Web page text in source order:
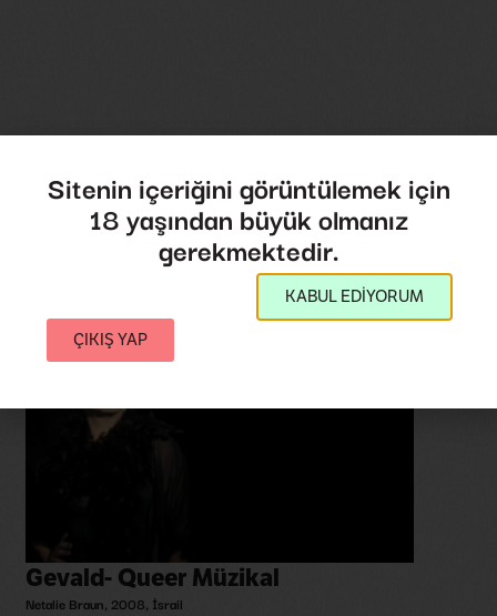
Gevald- Queer Müzikal
Netalie Braun, 2008, İsrail
Sitenin içeriğini görüntülemek için
18 yaşından büyük olmanız
gerekmektedir.
KABUL EDİYORUM
ÇIKIŞ YAP